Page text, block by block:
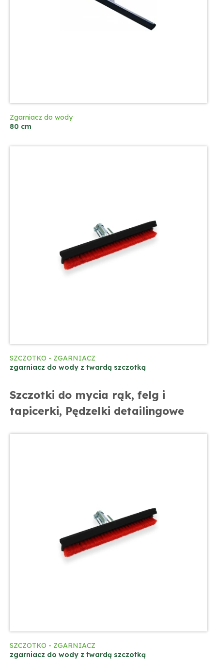
Zgarniacz do wody
80 cm
SZCZOTKO - ZGARNIACZ
zgarniacz do wody z twardą szczotką
Szczotki do mycia rąk, felg i
tapicerki, Pędzelki detailingowe
SZCZOTKO - ZGARNIACZ
zgarniacz do wody z twardą szczotką